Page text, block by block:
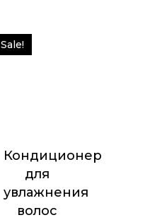
Sale!
Кондиционер
для
увлажнения
волос